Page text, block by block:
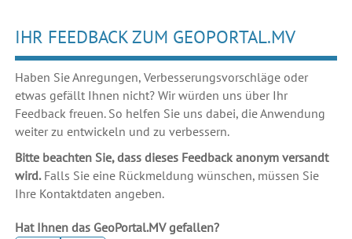
IHR FEEDBACK ZUM GEOPORTAL.MV
Haben Sie Anregungen, Verbesserungsvorschläge oder
etwas gefällt Ihnen nicht? Wir würden uns über Ihr
Feedback freuen. So helfen Sie uns dabei, die Anwendung
weiter zu entwickeln und zu verbessern.
Bitte beachten Sie, dass dieses Feedback anonym versandt
wird.Falls Sie eine Rückmeldung wünschen, müssen Sie
Ihre Kontaktdaten angeben.
Hat Ihnen das GeoPortal.MV gefallen?